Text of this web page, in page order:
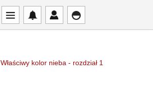
Właściwy kolor nieba - rozdział 1